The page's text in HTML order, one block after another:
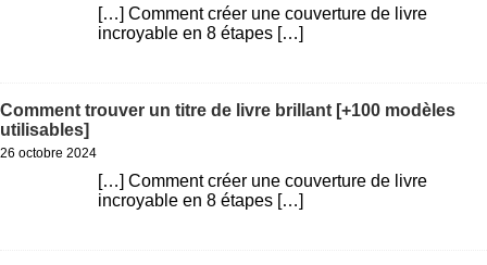
[…] Comment créer une couverture de livre
incroyable en 8 étapes […]
Comment trouver un titre de livre brillant [+100 modèles
utilisables]
26 octobre 2024
[…] Comment créer une couverture de livre
incroyable en 8 étapes […]